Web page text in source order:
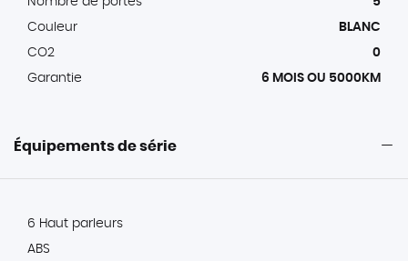
Couleur
BLANC
CO2
0
Garantie
6 MOIS OU 5000KM
Équipements de série
6 Haut parleurs
ABS